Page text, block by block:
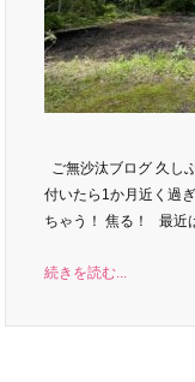
ご無沙汰ブログ 久し
付いたら1か月近く過
ちゃう！ 焦る！ 最近
続きを読む...